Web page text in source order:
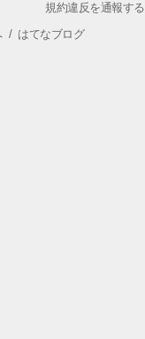
規約違反を通報する
/ はてなブログ